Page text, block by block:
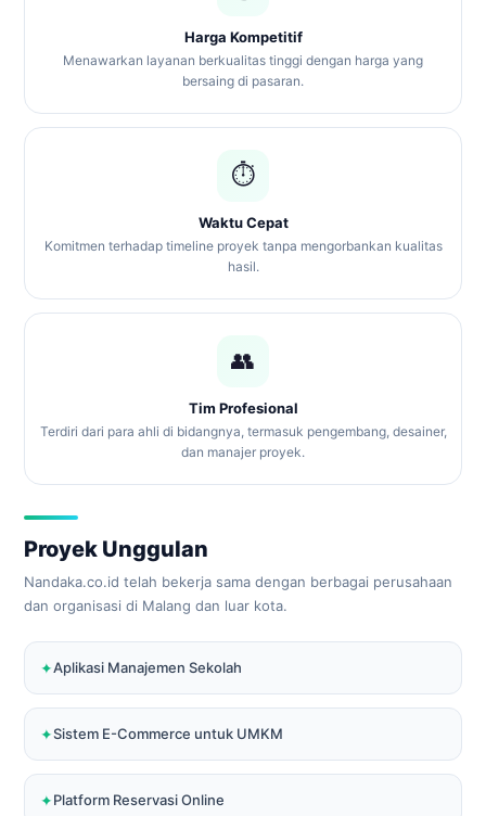
Harga Kompetitif
Menawarkan layanan berkualitas tinggi dengan harga yang
bersaing di pasaran.
⏱
Waktu Cepat
Komitmen terhadap timeline proyek tanpa mengorbankan kualitas
hasil.
👥
Tim Profesional
Terdiri dari para ahli di bidangnya, termasuk pengembang, desainer,
dan manajer proyek.
Proyek Unggulan
Nandaka.co.id telah bekerja sama dengan berbagai perusahaan
dan organisasi di Malang dan luar kota.
Aplikasi Manajemen Sekolah
Sistem E-Commerce untuk UMKM
Platform Reservasi Online